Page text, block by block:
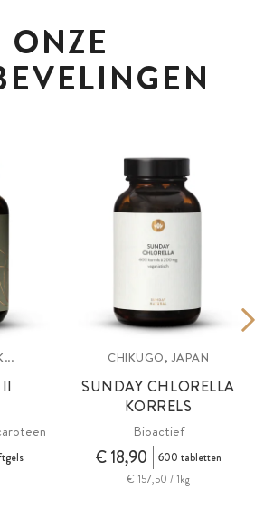
ONZE
CHIKUGO, JAPAN
SUNDAY CHLORELLA
KORRELS
Bioactief
€ 18,90
600 tabletten
€ 157,50 / 1kg